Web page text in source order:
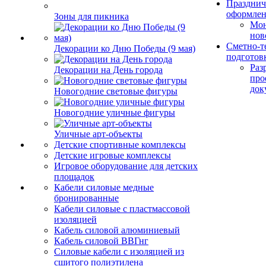
Зоны для пикника
Декорации ко Дню Победы (9 мая)
Декорации на День города
Новогодние световые фигуры
Новогодние уличные фигуры
Уличные арт-объекты
Детские спортивные комплексы
Детские игровые комплексы
Игровое оборудование для детских
площадок
Кабели силовые медные
бронированные
Кабели силовые с пластмассовой
изоляцией
Кабель силовой алюминиевый
Кабель силовой ВВГнг
Силовые кабели с изоляцией из
сшитого полиэтилена
Сметно-